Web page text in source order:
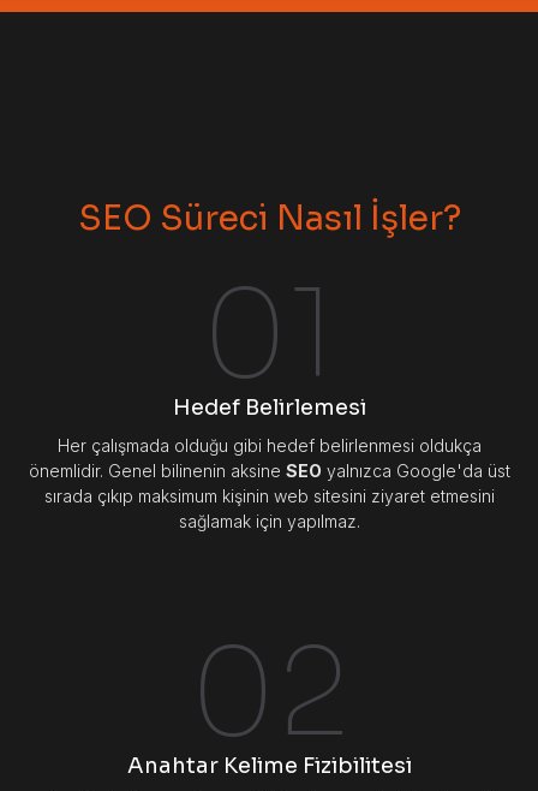
SEO Süreci Nasıl İşler?
01
Hedef Belirlemesi
Her çalışmada olduğu gibi hedef belirlenmesi oldukça
önemlidir. Genel bilinenin aksine SEO yalnızca Google'da üst
sırada çıkıp maksimum kişinin web sitesini ziyaret etmesini
sağlamak için yapılmaz.
02
Anahtar Kelime Fizibilitesi